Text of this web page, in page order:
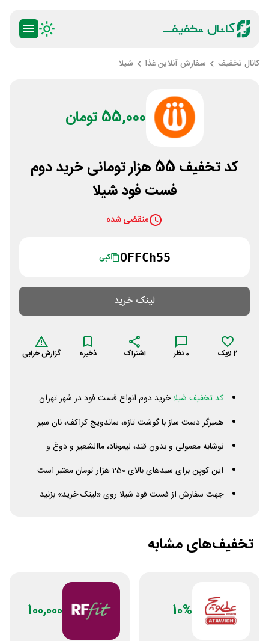
کانال تخفیف سفارش آنلاین غذا شیلا
55,000 تومان
کد تخفیف 55 هزار تومانی خرید دوم
فست فود شیلا
منقضی شده
OFFCh55 کپی
لینک خرید
2لایک 0 نظر اشتراک ذخیره گزارش خرابی
کد تخفیف شیلاخرید دوم انواع فست فود در شهر تهران
همبرگر دست ساز با گوشت تازه، ساندویچ کراکف، نان سیر
نوشابه معمولی و بدون قند، لیموناد، ماالشعیر و دوغ و...
این کوپن برای سبدهای بالای 250 هزار تومان معتبر است
جهت سفارش از فست فود شیلا روی «لینک خرید» بزنید
تخفیف‌های مشابه
10%
100,000